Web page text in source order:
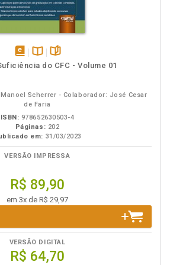
disponívelDisponível
páginas
do CFC - Volume 01
Scherrer - Colaborador: José Cesar
de Faria
ISBN: 978652630503-4
Páginas: 202
em: 31/03/2023
VERSÃO IMPRESSA
R$ 89,90
em 3x de R$ 29,97
VERSÃO DIGITAL
R$ 64,70